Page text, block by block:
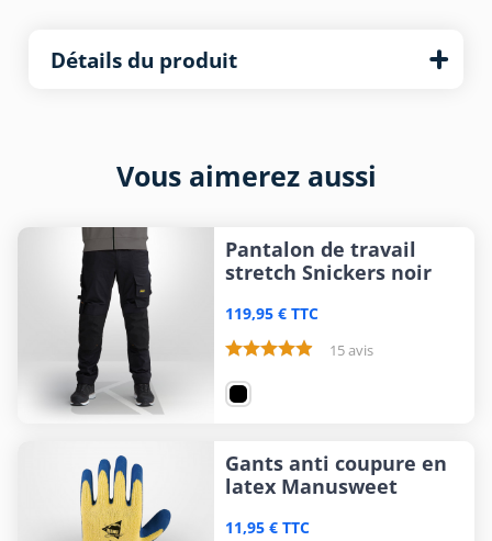
Détails du produit
Vous aimerez aussi
Pantalon de travail
stretch Snickers noir
119,95 € TTC
15 avis
Gants anti coupure en
latex Manusweet
11,95 € TTC